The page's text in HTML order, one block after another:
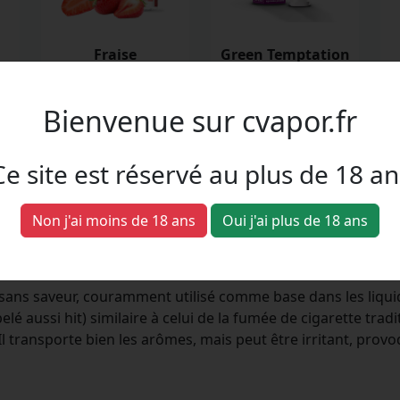
Fraise Green Temptation
"PGVG", mais c'est quoi
saveur, couramment utilisé comme base dans les
aussi hit) similaire à celui de la fumée de cigarette
transporte bien les arômes, mais peut être irritant,
Bienvenue sur cvapor.fr
site est réservé au plus de 18
Non j'ai moins de 18 ans Oui j'ai plus de 18 ans